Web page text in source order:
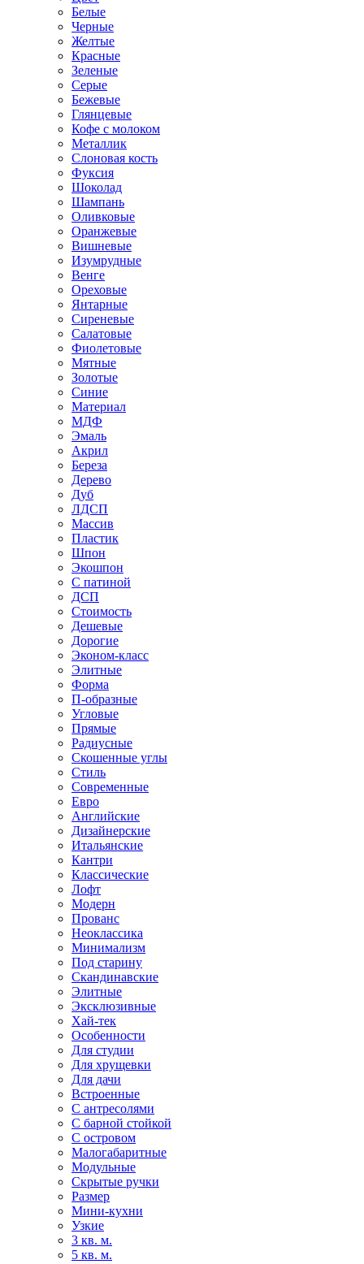
Белые
Черные
Желтые
Красные
Зеленые
Серые
Бежевые
Глянцевые
Кофе с молоком
Металлик
Слоновая кость
Фуксия
Шоколад
Шампань
Оливковые
Оранжевые
Вишневые
Изумрудные
Венге
Ореховые
Янтарные
Сиреневые
Салатовые
Фиолетовые
Мятные
Золотые
Синие
Материал
МДФ
Эмаль
Акрил
Береза
Дерево
Дуб
ЛДСП
Массив
Пластик
Шпон
Экошпон
С патиной
ДСП
Стоимость
Дешевые
Дорогие
Эконом-класс
Элитные
Форма
П-образные
Угловые
Прямые
Радиусные
Скошенные углы
Стиль
Современные
Евро
Английские
Дизайнерские
Итальянские
Кантри
Классические
Лофт
Модерн
Прованс
Неоклассика
Минимализм
Под старину
Скандинавские
Элитные
Эксклюзивные
Хай-тек
Особенности
Для студии
Для хрущевки
Для дачи
Встроенные
С антресолями
С барной стойкой
С островом
Малогабаритные
Модульные
Скрытые ручки
Размер
Мини-кухни
Узкие
3 кв. м.
5 кв. м.